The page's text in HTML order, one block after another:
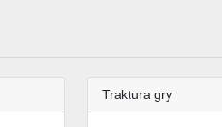
Traktura gry